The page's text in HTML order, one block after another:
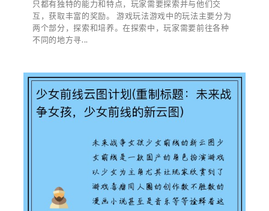
只都有独特的能力和特点，玩家需要探索并与他们交
互，获取丰富的奖励。 游戏玩法游戏中的玩法主要分为
两个部分，探索和培养。在探索中，玩家需要前往各种
不同的地方寻...